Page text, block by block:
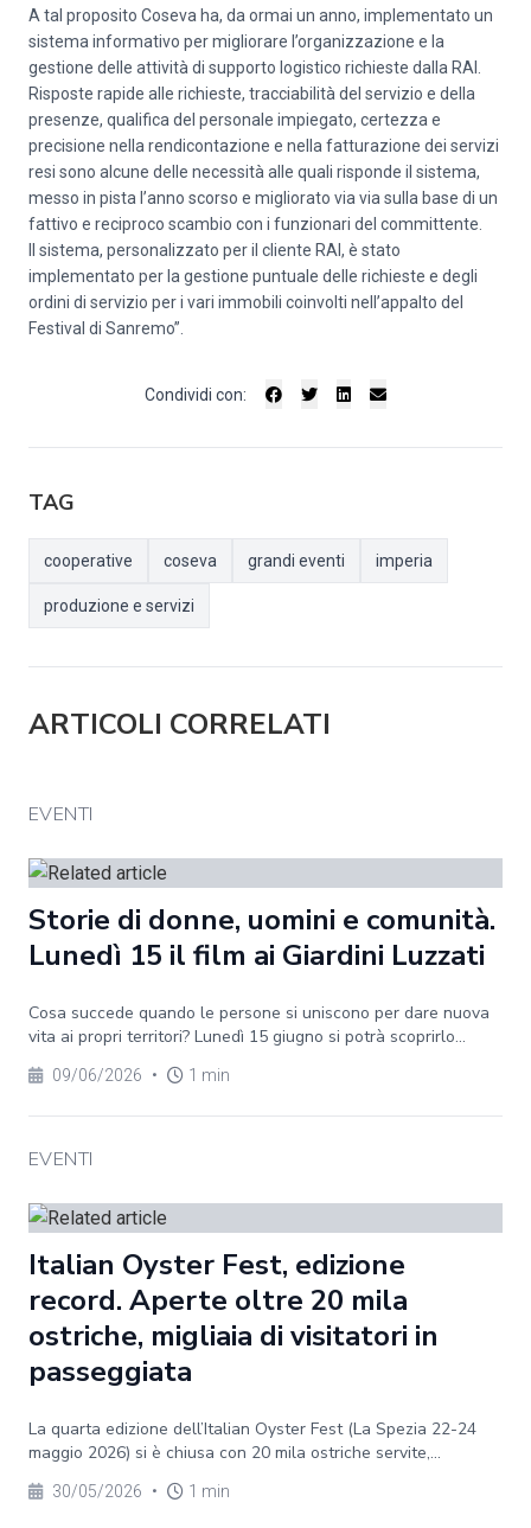
A tal proposito Coseva ha, da ormai un anno, implementato un
sistema informativo per migliorare l’organizzazione e la
gestione delle attività di supporto logistico richieste dalla RAI.
Risposte rapide alle richieste, tracciabilità del servizio e della
presenze, qualifica del personale impiegato, certezza e
precisione nella rendicontazione e nella fatturazione dei servizi
resi sono alcune delle necessità alle quali risponde il sistema,
messo in pista l’anno scorso e migliorato via via sulla base di un
fattivo e reciproco scambio con i funzionari del committente.
Il sistema, personalizzato per il cliente RAI, è stato
implementato per la gestione puntuale delle richieste e degli
ordini di servizio per i vari immobili coinvolti nell’appalto del
Festival di Sanremo”.
Condividi con:
TAG
cooperative coseva grandi eventi imperia
produzione e servizi
ARTICOLI CORRELATI
EVENTI
Storie di donne, uomini e comunità.
Lunedì 15 il film ai Giardini Luzzati
Cosa succede quando le persone si uniscono per dare nuova
vita ai propri territori? Lunedì 15 giugno si potrà scoprirlo...
09/06/2026 • 1 min
EVENTI
Italian Oyster Fest, edizione
record. Aperte oltre 20 mila
ostriche, migliaia di visitatori in
passeggiata
La quarta edizione dell’Italian Oyster Fest (La Spezia 22-24
maggio 2026) si è chiusa con 20 mila ostriche servite,...
30/05/2026 • 1 min